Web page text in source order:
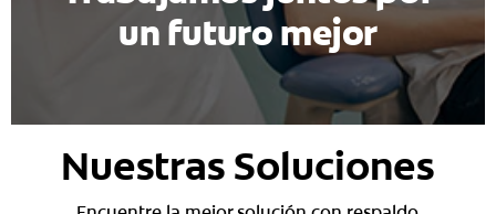
un futuro mejor
Nuestras Soluciones